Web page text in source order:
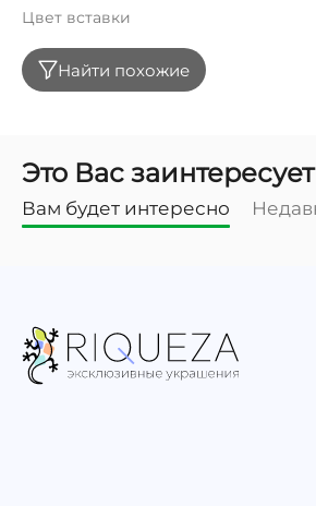
Цвет вставки
Найти похожие
Это Вас заинтересует
Вам будет интересно